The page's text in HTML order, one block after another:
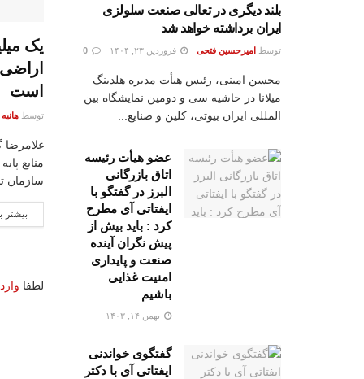
است
توسط
غلامرضا
منابع
سازمان
بیشتر
لطفا
بلند دیگری در تعالی صنعت سلولزی
ایران برداشته خواهد شد
توسط امیرحسین فتحی فروردین ۲۳, ۱۴۰۴
محسن امینی، رئیس هیأت مدیره هلدینگ
میلانا در حاشیه سی و دومین نمایشگاه بین
المللی ایران بیوتی، کلین و صنایع...
عضو هیأت رئیسه
اتاق بازرگانی
البرز در گفتگو با
ایفتاتی آی مطرح
کرد : باید بیش از
پیش نگران آینده
صنعت و پایداری
امنیت غذایی
باشیم
بهمن ۱۴, ۱۴۰۳
گفتگوی خواندنی
ایفتاتی آی با دکتر